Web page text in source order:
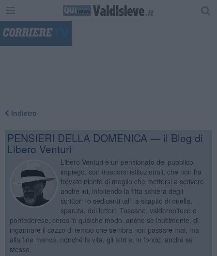
Indietro
PENSIERI DELLA DOMENICA — il Blog di
Libero Venturi
Libero Venturi è un pensionato del pubblico
impiego, con trascorsi istituzionali, che non ha
trovato niente di meglio che mettersi a scrivere
anche lui, infoltendo la fitta schiera degli
scrittori -o sedicenti tali- a scapito di quella,
sparuta, dei lettori. Toscano, valderopiteco e
pontederese, cerca in qualche modo, anche se inutilmente, di
ingannare il cazzo di tempo che sembra non passare mai, ma
alla fine manca, nonché la vita, gli altri e, in fondo, anche se
stesso.